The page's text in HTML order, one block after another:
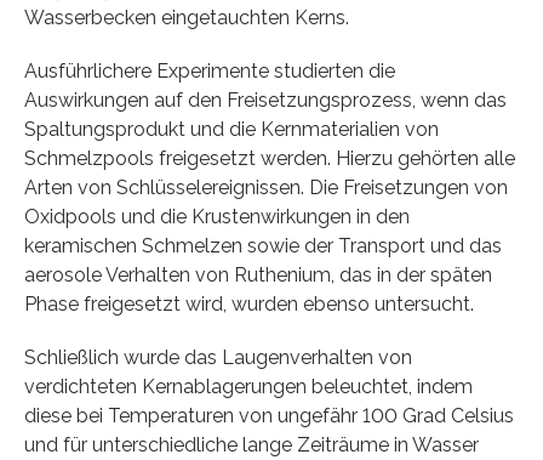
Wasserbecken eingetauchten Kerns.
Ausführlichere Experimente studierten die
Auswirkungen auf den Freisetzungsprozess, wenn das
Spaltungsprodukt und die Kernmaterialien von
Schmelzpools freigesetzt werden. Hierzu gehörten alle
Arten von Schlüsselereignissen. Die Freisetzungen von
Oxidpools und die Krustenwirkungen in den
keramischen Schmelzen sowie der Transport und das
aerosole Verhalten von Ruthenium, das in der späten
Phase freigesetzt wird, wurden ebenso untersucht.
Schließlich wurde das Laugenverhalten von
verdichteten Kernablagerungen beleuchtet, indem
diese bei Temperaturen von ungefähr 100 Grad Celsius
und für unterschiedliche lange Zeiträume in Wasser